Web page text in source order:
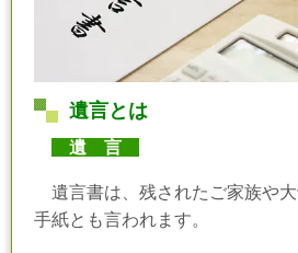
遺言とは
遺 言
遺言書は、残されたご家族や
手紙とも言われます。